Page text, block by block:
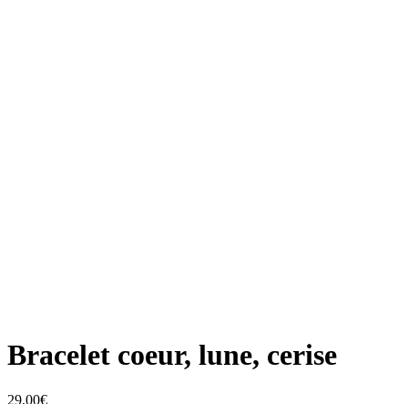
Bracelet coeur, lune, cerise
29,00€